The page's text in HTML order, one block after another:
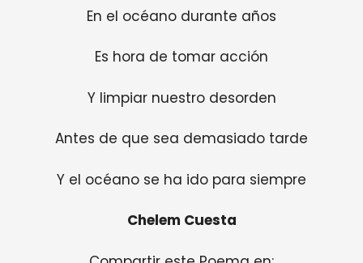
En el océano durante años
Es hora de tomar acción
Y limpiar nuestro desorden
Antes de que sea demasiado tarde
Y el océano se ha ido para siempre
Chelem Cuesta